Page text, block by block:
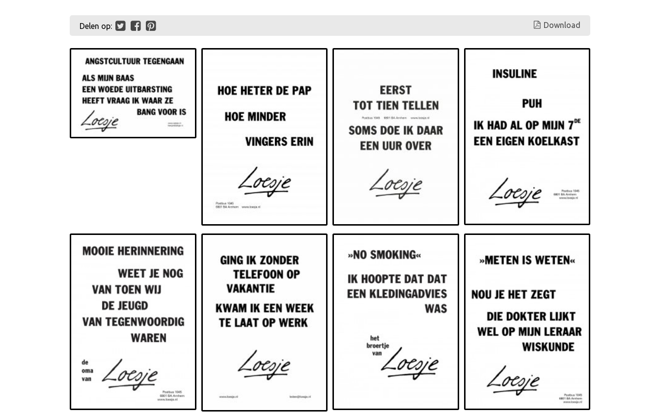
Delen op: Download